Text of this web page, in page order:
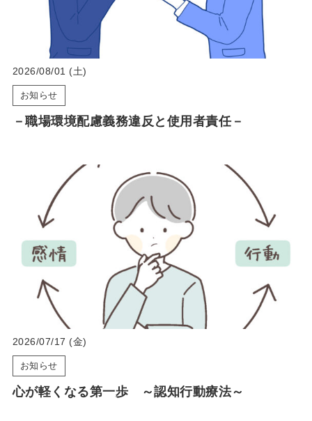
2026/08/01 (土)
お知らせ
－職場環境配慮義務違反と使用者責任－
2026/07/17 (金)
お知らせ
心が軽くなる第一歩 ～認知行動療法～